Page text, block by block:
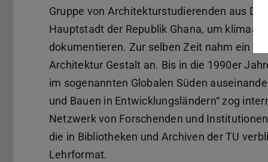
Gruppe von Architekturstudierenden aus
Hauptstadt der Republik Ghana, um
dokumentieren. Zur selben Zeit nahm ein
Architektur Gestalt an. Bis in die 1990er
im sogenannten Globalen Süden
und Bauen in Entwicklungsländern“ zog
Netzwerk von Forschenden und
die in Bibliotheken und Archiven der TU
Lehrformat.